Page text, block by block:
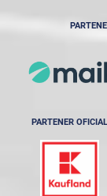
PARTENER OFICIAL